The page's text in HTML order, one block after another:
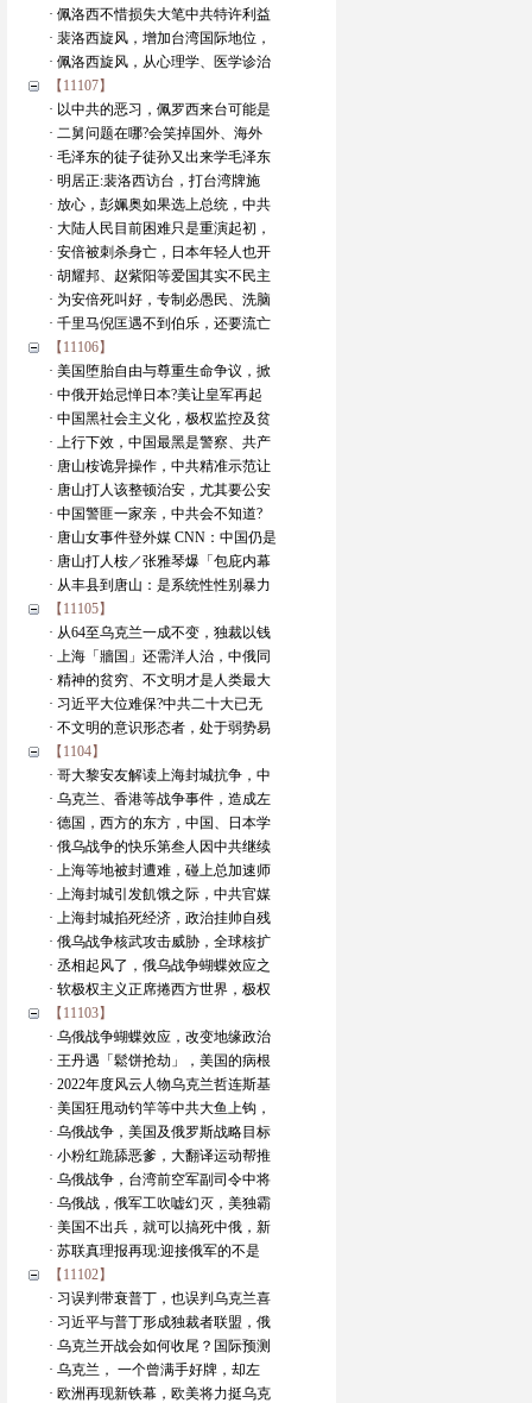
· 佩洛西不惜损失大笔中共特许利益
· 裴洛西旋风，增加台湾国际地位，
· 佩洛西旋风，从心理学、医学诊治
【11107】
· 以中共的恶习，佩罗西来台可能是
· 二舅问题在哪?会笑掉国外、海外
· 毛泽东的徒子徒孙又出来学毛泽东
· 明居正:裴洛西访台，打台湾牌施
· 放心，彭姵奥如果选上总统，中共
· 大陆人民目前困难只是重演起初，
· 安倍被刺杀身亡，日本年轻人也开
· 胡耀邦、赵紫阳等爱国其实不民主
· 为安倍死叫好，专制必愚民、洗脑
· 千里马倪匡遇不到伯乐，还要流亡
【11106】
· 美国堕胎自由与尊重生命争议，掀
· 中俄开始忌惮日本?美让皇军再起
· 中国黑社会主义化，极权监控及贫
· 上行下效，中国最黑是警察、共产
· 唐山桉诡异操作，中共精准示范让
· 唐山打人该整顿治安，尤其要公安
· 中国警匪一家亲，中共会不知道?
· 唐山女事件登外媒 CNN：中国仍是
· 唐山打人桉／张雅琴爆「包庇内幕
· 从丰县到唐山：是系统性性别暴力
【11105】
· 从64至乌克兰一成不变，独裁以钱
· 上海「牆国」还需洋人治，中俄同
· 精神的贫穷、不文明才是人类最大
· 习近平大位难保?中共二十大已无
· 不文明的意识形态者，处于弱势易
【1104】
· 哥大黎安友解读上海封城抗争，中
· 乌克兰、香港等战争事件，造成左
· 德国，西方的东方，中国、日本学
· 俄乌战争的快乐第叁人因中共继续
· 上海等地被封遭难，碰上总加速师
· 上海封城引发飢饿之际，中共官媒
· 上海封城掐死经济，政治挂帅自残
· 俄乌战争核武攻击威胁，全球核扩
· 丞相起风了，俄乌战争蝴蝶效应之
· 软极权主义正席捲西方世界，极权
【11103】
· 乌俄战争蝴蝶效应，改变地缘政治
· 王丹遇「鬆饼抢劫」，美国的病根
· 2022年度风云人物乌克兰哲连斯基
· 美国狂甩动钓竿等中共大鱼上钩，
· 乌俄战争，美国及俄罗斯战略目标
· 小粉红跪舔恶爹，大翻译运动帮推
· 乌俄战争，台湾前空军副司令中将
· 乌俄战，俄军工吹嘘幻灭，美独霸
· 美国不出兵，就可以搞死中俄，新
· 苏联真理报再现:迎接俄军的不是
【11102】
· 习误判带衰普丁，也误判乌克兰喜
· 习近平与普丁形成独裁者联盟，俄
· 乌克兰开战会如何收尾？国际预测
· 乌克兰， 一个曾满手好牌，却左
· 欧洲再现新铁幕，欧美将力挺乌克